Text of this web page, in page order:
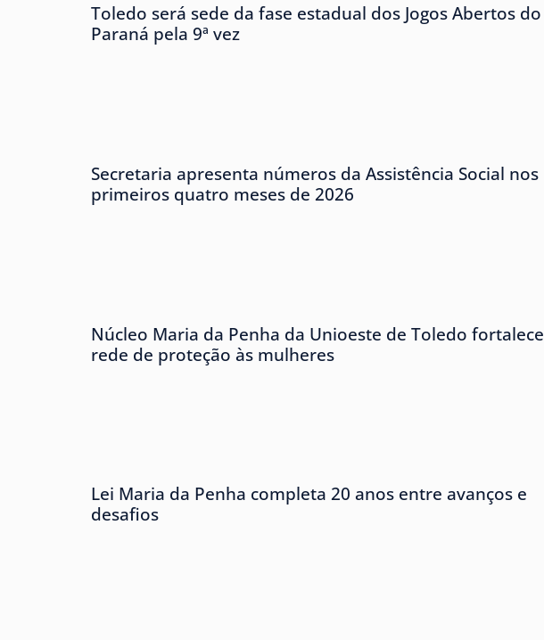
Toledo será sede da fase estadual dos Jogos Abertos do
Paraná pela 9ª vez
Secretaria apresenta números da Assistência Social nos
primeiros quatro meses de 2026
Núcleo Maria da Penha da Unioeste de Toledo fortalece
rede de proteção às mulheres
Lei Maria da Penha completa 20 anos entre avanços e
desafios